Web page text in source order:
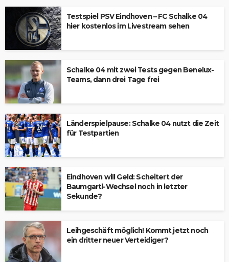
Testspiel PSV Eindhoven – FC Schalke 04
hier kostenlos im Livestream sehen
Schalke 04 mit zwei Tests gegen Benelux-
Teams, dann drei Tage frei
Länderspielpause: Schalke 04 nutzt die Zeit
für Testpartien
Eindhoven will Geld: Scheitert der
Baumgartl-Wechsel noch in letzter
Sekunde?
Leihgeschäft möglich! Kommt jetzt noch
ein dritter neuer Verteidiger?